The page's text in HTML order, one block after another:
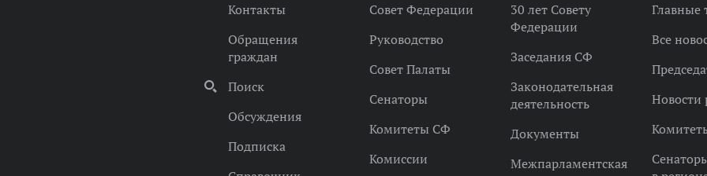
Контакты
Обращения
граждан
Поиск
Обсуждения
Подписка
Совет Федерации
Руководство
Совет Палаты
Сенаторы
Комитеты СФ
Комиссии
30 лет Совету
Федерации
Заседания СФ
Законодательная
деятельность
Документы
Межпарламентская
Главные
Все
Новости